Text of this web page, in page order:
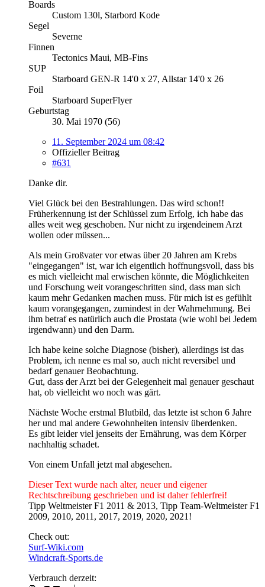
Boards
Custom 130l, Starbord Kode
Segel
Severne
Finnen
Tectonics Maui, MB-Fins
SUP
Starboard GEN-R 14'0 x 27, Allstar 14'0 x 26
Foil
Starboard SuperFlyer
Geburtstag
30. Mai 1970 (56)
11. September 2024 um 08:42
Offizieller Beitrag
#631
Danke dir.
Viel Glück bei den Bestrahlungen. Das wird schon!!
Früherkennung ist der Schlüssel zum Erfolg, ich habe das
alles weit weg geschoben. Nur nicht zu irgendeinem Arzt
wollen oder müssen...
Als mein Großvater vor etwas über 20 Jahren am Krebs
"eingegangen" ist, war ich eigentlich hoffnungsvoll, dass bis
es mich vielleicht mal erwischen könnte, die Möglichkeiten
und Forschung weit vorangeschritten sind, dass man sich
kaum mehr Gedanken machen muss. Für mich ist es gefühlt
kaum vorangegangen, zumindest in der Wahrnehmung. Bei
ihm betraf es natürlich auch die Prostata (wie wohl bei Jedem
irgendwann) und den Darm.
Ich habe keine solche Diagnose (bisher), allerdings ist das
Problem, ich nenne es mal so, auch nicht reversibel und
bedarf genauer Beobachtung.
Gut, dass der Arzt bei der Gelegenheit mal genauer geschaut
hat, ob vielleicht wo noch was gärt.
Nächste Woche erstmal Blutbild, das letzte ist schon 6 Jahre
her und mal andere Gewohnheiten intensiv überdenken.
Es gibt leider viel jenseits der Ernährung, was dem Körper
nachhaltig schadet.
Von einem Unfall jetzt mal abgesehen.
Dieser Text wurde nach alter, neuer und eigener
Rechtschreibung geschrieben und ist daher fehlerfrei!
Tipp Weltmeister F1 2011 & 2013, Tipp Team-Weltmeister F1
2009, 2010, 2011, 2017, 2019, 2020, 2021!
Check out:
Surf-Wiki.com
Windcraft-Sports.de
Verbrauch derzeit: